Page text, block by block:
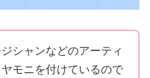
シャンなどのアーティ
モニを付けているので